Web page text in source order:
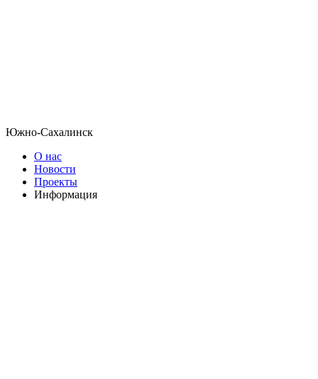
Южно-Сахалинск
О нас
Новости
Проекты
Информация